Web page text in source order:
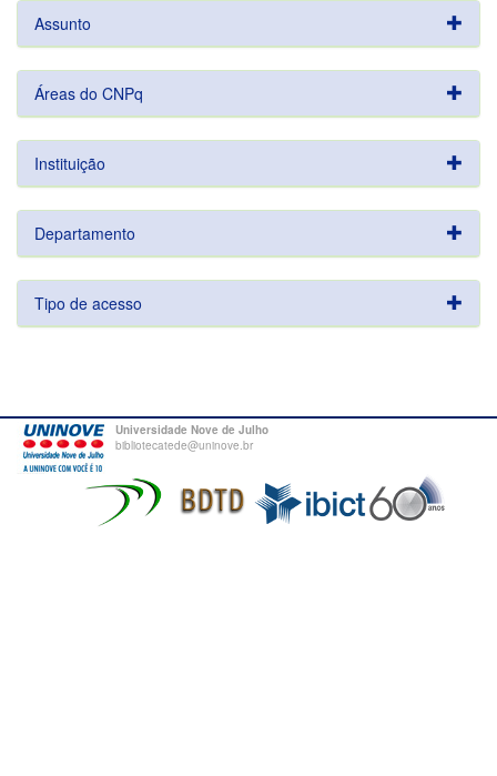
Assunto
Áreas do CNPq
Instituição
Departamento
Tipo de acesso
Universidade Nove de Julho
bibliotecatede@uninove.br